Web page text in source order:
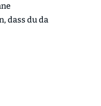
dass du da